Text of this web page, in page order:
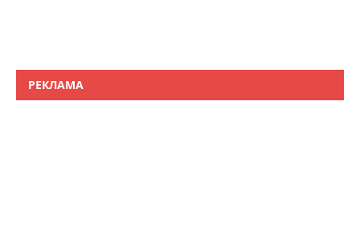
РЕКЛАМА